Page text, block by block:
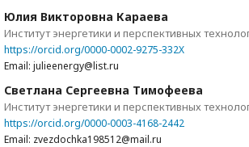
Юлия Викторовна Караева
Институт энергетики и перспективных
https://orcid.org/0000-0002-9275-332X
Email: julieenergy@list.ru
Светлана Сергеевна Тимофеева
Институт энергетики и перспективных
https://orcid.org/0000-0003-4168-2442
Email: zvezdochka198512@mail.ru